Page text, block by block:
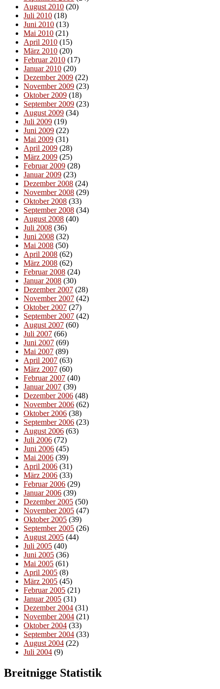
August 2010 (20)
Juli 2010 (18)
Juni 2010 (13)
Mai 2010 (21)
April 2010 (15)
März 2010 (20)
Februar 2010 (17)
Januar 2010 (20)
Dezember 2009 (22)
November 2009 (23)
Oktober 2009 (18)
September 2009 (23)
August 2009 (34)
Juli 2009 (19)
Juni 2009 (22)
Mai 2009 (31)
April 2009 (28)
März 2009 (25)
Februar 2009 (28)
Januar 2009 (23)
Dezember 2008 (24)
November 2008 (29)
Oktober 2008 (33)
September 2008 (34)
August 2008 (40)
Juli 2008 (36)
Juni 2008 (32)
Mai 2008 (50)
April 2008 (62)
März 2008 (62)
Februar 2008 (24)
Januar 2008 (30)
Dezember 2007 (28)
November 2007 (42)
Oktober 2007 (27)
September 2007 (42)
August 2007 (60)
Juli 2007 (66)
Juni 2007 (69)
Mai 2007 (89)
April 2007 (63)
März 2007 (60)
Februar 2007 (40)
Januar 2007 (39)
Dezember 2006 (48)
November 2006 (62)
Oktober 2006 (38)
September 2006 (23)
August 2006 (63)
Juli 2006 (72)
Juni 2006 (45)
Mai 2006 (39)
April 2006 (31)
März 2006 (33)
Februar 2006 (29)
Januar 2006 (39)
Dezember 2005 (50)
November 2005 (47)
Oktober 2005 (39)
September 2005 (26)
August 2005 (44)
Juli 2005 (40)
Juni 2005 (36)
Mai 2005 (61)
April 2005 (8)
März 2005 (45)
Februar 2005 (21)
Januar 2005 (31)
Dezember 2004 (31)
November 2004 (21)
Oktober 2004 (33)
September 2004 (33)
August 2004 (22)
Juli 2004 (9)
Breitnigge Statistik